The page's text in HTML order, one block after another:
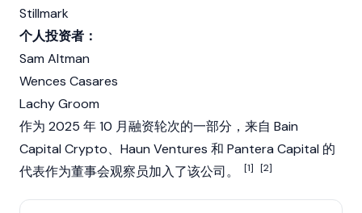
Stillmark
个人投资者：
Sam Altman
Wences Casares
Lachy Groom
作为 2025 年 10 月融资轮次的一部分，来自 Bain
Capital Crypto、Haun Ventures 和 Pantera Capital 的
代表作为董事会观察员加入了该公司。
[1] [2]